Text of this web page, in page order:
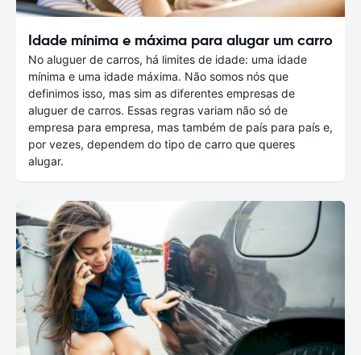
Idade mínima e máxima para alugar um carro
No aluguer de carros, há limites de idade: uma idade
mínima e uma idade máxima. Não somos nós que
definimos isso, mas sim as diferentes empresas de
aluguer de carros. Essas regras variam não só de
empresa para empresa, mas também de país para país e,
por vezes, dependem do tipo de carro que queres
alugar.